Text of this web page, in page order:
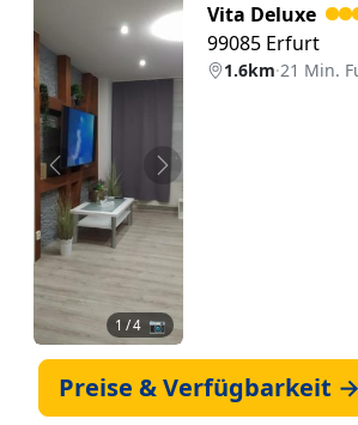
Zurück Weiter
1 / 4 📷
Vita Deluxe
99085 Erfurt
1.6km·21 Min.
Preise & Verfügbarkeit →